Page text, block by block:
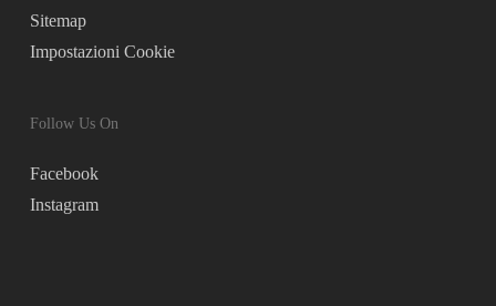
Sitemap
Impostazioni Cookie
Follow Us On
Facebook
Instagram